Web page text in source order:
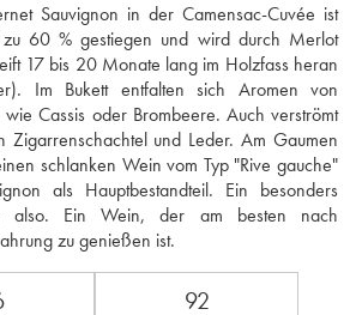
Sauvignon in der Camensac-Cuvée ist
zu 60 % gestiegen und wird durch Merlot
17 bis 20 Monate lang im Holzfass heran
Im Bukett entfalten sich Aromen von
Cassis oder Brombeere. Auch verströmt
und Leder. Am Gaumen
schlanken Wein vom Typ "Rive gauche"
als Hauptbestandteil. Ein besonders
also. Ein Wein, der am besten nach
zu genießen ist.
92